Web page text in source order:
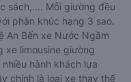
sách,…. Mỗi giường đều
phân khúc hạng 3 sao.
An Bến xe Nước Ngầm
xe limousine giường
hành khách lựa
chính là loại xe thay thế